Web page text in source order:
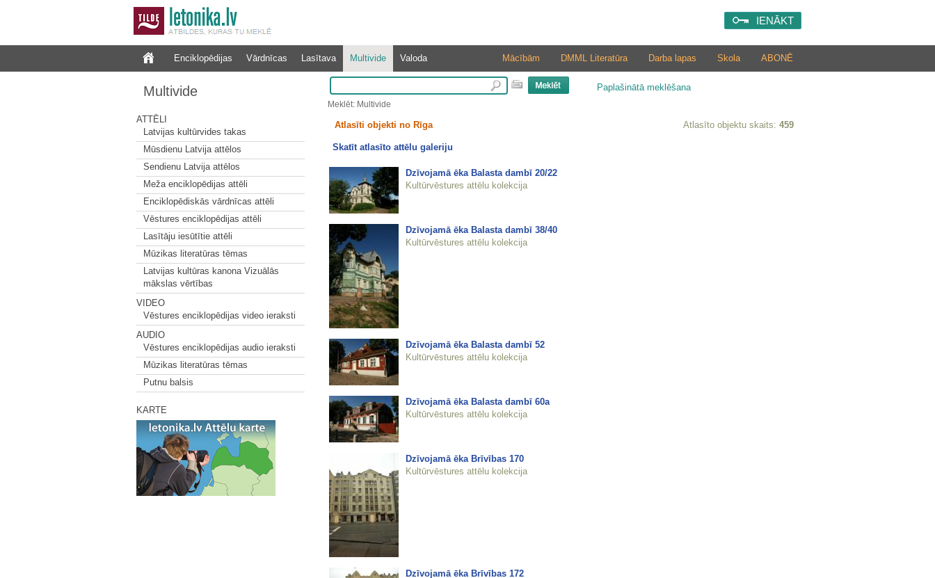
IENĀKT
Enciklopēdijas Vārdnīcas Lasītava Multivide Valoda ABONĒ
Skola
Darba lapas
DMML Literatūra
Mācībām
Multivide
ATTĒLI
Latvijas kultūrvides takas
Mūsdienu Latvija attēlos
Sendienu Latvija attēlos
Meža enciklopēdijas attēli
Enciklopēdiskās vārdnīcas attēli
Vēstures enciklopēdijas attēli
Lasītāju iesūtītie attēli
Mūzikas literatūras tēmas
Latvijas kultūras kanona Vizuālās
mākslas vērtības
VIDEO
Vēstures enciklopēdijas video ieraksti
AUDIO
Vēstures enciklopēdijas audio ieraksti
Mūzikas literatūras tēmas
Putnu balsis
KARTE
Paplašinātā meklēšana
Meklēt: Multivide
Atlasīti objekti no Rīga Atlasīto objektu skaits: 459
Skatīt atlasīto attēlu galeriju
Dzīvojamā ēka Balasta dambī 20/22
Kultūrvēstures attēlu kolekcija
Dzīvojamā ēka Balasta dambī 38/40
Kultūrvēstures attēlu kolekcija
Dzīvojamā ēka Balasta dambī 52
Kultūrvēstures attēlu kolekcija
Dzīvojamā ēka Balasta dambī 60a
Kultūrvēstures attēlu kolekcija
Dzīvojamā ēka Brīvības 170
Kultūrvēstures attēlu kolekcija
Dzīvojamā ēka Brīvības 172